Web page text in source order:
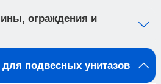
такие особенности
не мешает потоку воды
грязи и бактерий
антивсплеск
брызг и
ограждения и
подвесных унитазов